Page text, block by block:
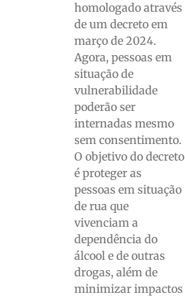
homologado através
de um decreto em
março de 2024.
Agora, pessoas em
situação de
vulnerabilidade
poderão ser
internadas mesmo
sem consentimento.
O objetivo do decreto
é proteger as
pessoas em situação
de rua que
vivenciam a
dependência do
álcool e de outras
drogas, além de
minimizar impactos